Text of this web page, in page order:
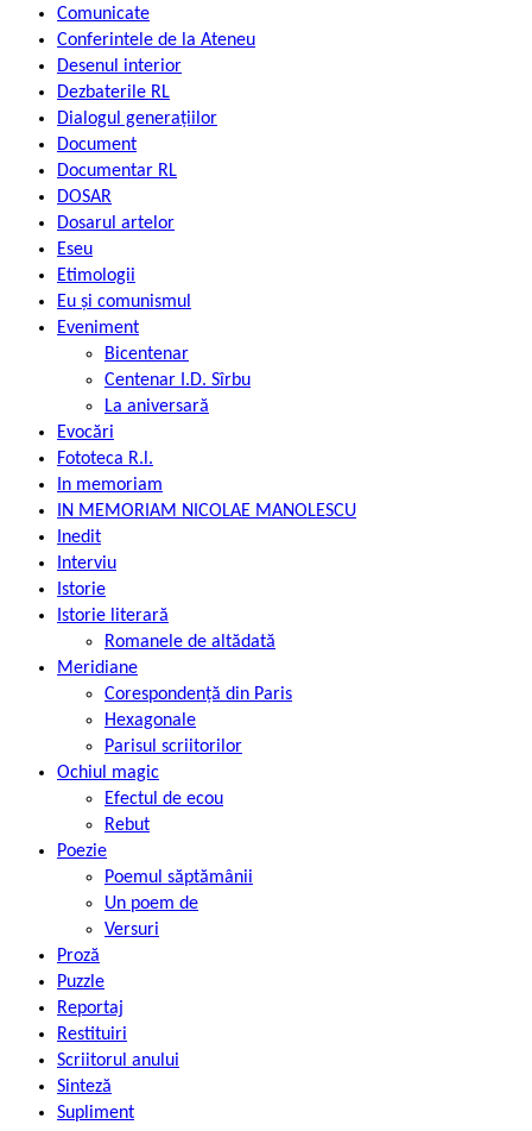
Comunicate
Conferintele de la Ateneu
Desenul interior
Dezbaterile RL
Dialogul generațiilor
Document
Documentar RL
DOSAR
Dosarul artelor
Eseu
Etimologii
Eu și comunismul
Eveniment
Bicentenar
Centenar I.D. Sîrbu
La aniversară
Evocări
Fototeca R.l.
In memoriam
IN MEMORIAM NICOLAE MANOLESCU
Inedit
Interviu
Istorie
Istorie literară
Romanele de altădată
Meridiane
Corespondență din Paris
Hexagonale
Parisul scriitorilor
Ochiul magic
Efectul de ecou
Rebut
Poezie
Poemul săptămânii
Un poem de
Versuri
Proză
Puzzle
Reportaj
Restituiri
Scriitorul anului
Sinteză
Supliment